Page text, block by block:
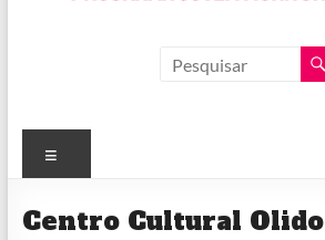
PROGRAMA
MONITOR
CULTURAL
Centro Cultural Olido